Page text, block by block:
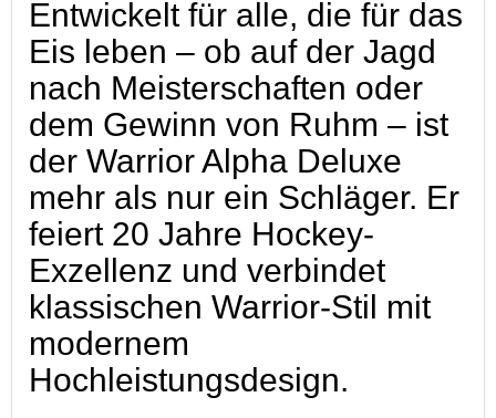
Entwickelt für alle, die für das
Eis leben – ob auf der Jagd
nach Meisterschaften oder
dem Gewinn von Ruhm – ist
der Warrior Alpha Deluxe
mehr als nur ein Schläger. Er
feiert 20 Jahre Hockey-
Exzellenz und verbindet
klassischen Warrior-Stil mit
modernem
Hochleistungsdesign.